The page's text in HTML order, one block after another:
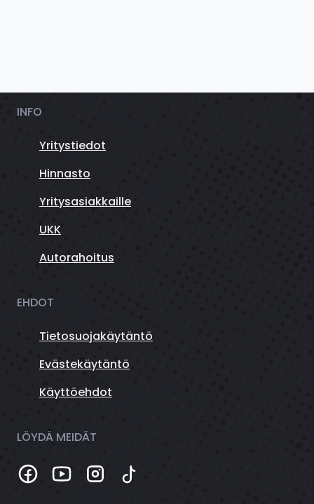
INFO
Yritystiedot
Hinnasto
Yritysasiakkaille
UKK
Autorahoitus
EHDOT
Tietosuojakäytäntö
Evästekäytäntö
Käyttöehdot
LÖYDÄ MEIDÄT